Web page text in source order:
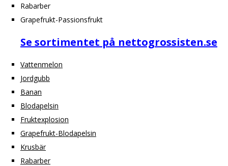
Rabarber
Grapefrukt-Passionsfrukt
Se sortimentet på nettogrossisten.se
Vattenmelon
Jordgubb
Banan
Blodapelsin
Fruktexplosion
Grapefrukt-Blodapelsin
Krusbär
Rabarber